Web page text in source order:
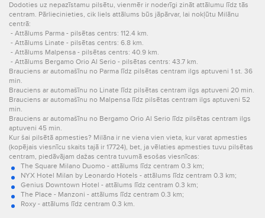
Dodoties uz nepazīstamu pilsētu, vienmēr ir noderīgi zināt attālumu līdz tās
centram. Pārliecinieties, cik liels attālums būs jāpārvar, lai nokļūtu Milānu
centrā:
- Attālums Parma - pilsētas centrs: 112.4 km.
- Attālums Linate - pilsētas centrs: 6.8 km.
- Attālums Malpensa - pilsētas centrs: 40.9 km.
- Attālums Bergamo Orio Al Serio - pilsētas centrs: 43.7 km.
Brauciens ar automašīnu no Parma līdz pilsētas centram ilgs aptuveni 1 st. 36
min.
Brauciens ar automašīnu no Linate līdz pilsētas centram ilgs aptuveni 20 min.
Brauciens ar automašīnu no Malpensa līdz pilsētas centram ilgs aptuveni 52
min.
Brauciens ar automašīnu no Bergamo Orio Al Serio līdz pilsētas centram ilgs
aptuveni 45 min.
Kur šai pilsētā apmesties? Milāna ir ne viena vien vieta, kur varat apmesties
(kopējais viesnīcu skaits tajā ir 17724), bet, ja vēlaties apmesties tuvu pilsētas
centram, piedāvājam dažas centra tuvumā esošas viesnīcas:
The Square Milano Duomo - attālums līdz centram 0.3 km;
NYX Hotel Milan by Leonardo Hotels - attālums līdz centram 0.3 km;
Genius Downtown Hotel - attālums līdz centram 0.3 km;
The Place - Manzoni - attālums līdz centram 0.3 km;
Roxy - attālums līdz centram 0.3 km.